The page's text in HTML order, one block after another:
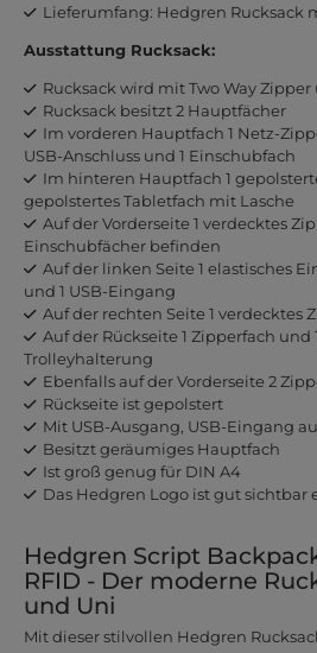
Lieferumfang: Hedgren Rucksack
Ausstattung Rucksack:
Rucksack wird mit Two Way
Rucksack besitzt 2 Hauptfächer
Im vorderen Hauptfach 1 Netz-
USB-Anschluss und 1 Einschubfach
Im hinteren Hauptfach 1
gepolstertes Tabletfach mit Lasche
Auf der Vorderseite 1 verdecktes
Einschubfächer befinden
Auf der linken Seite 1 elastisches
und 1 USB-Eingang
Auf der rechten Seite 1 verdecktes
Auf der Rückseite 1 Zipperfach und
Trolleyhalterung
Ebenfalls auf der Vorderseite 2
Rückseite ist gepolstert
Mit USB-Ausgang, USB-Eingang
Besitzt geräumiges Hauptfach
Ist groß genug für DIN A4
Das Hedgren Logo ist gut sichtbar
Hedgren Script Backpack
RFID - Der moderne
und Uni
Mit dieser stilvollen Hedgren